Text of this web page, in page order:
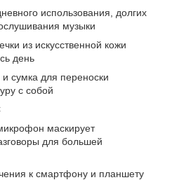
использования, долгих
музыки
из искусственной кожи
день
сумка для переноски
с собой
маскирует
для большей
к смартфону и планшету